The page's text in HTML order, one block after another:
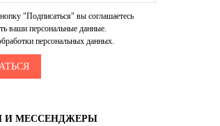
"Подписаться" вы соглашаетесь
ваши персональные данные.
персональных данных.
И МЕССЕНДЖЕРЫ